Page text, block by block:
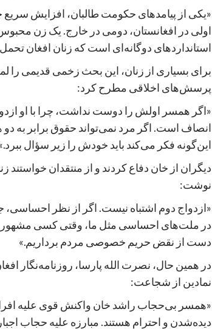
«یکی از پیامدهای حکومت طالبان، افزایش
اولی در افغانستان، دومی در خارج. یک زن
استانداردهای دوگانه‌ای است که زنان افغان
برای بسیاری از زنان، این بحث زخمی قدیمی را
پرسش‌های اخلاقی مطرح کرد:
«اگر همسر اولش را دوست نداشت، چرا با او
انصاف است. اگر مرد نمی‌تواند حقوق برابر به دو
این‌گونه فکر می‌کند باید خودش را زیر سؤال
دیگران از خان دفاع کردند و از منتقدان
نوشت:
«ازدواج دوم اشتباه نیست. اگر از نظر
در ملت‌های احساسی مثل ما، وقتی کسی
دست از نقض حریم خصوصی مردم برداریم.»
در همین حال، نصرت الله پارسا، روزنامه‌نگار
نمادین از شجاعت:
«همسر بی‌حجاب راشد خان واکنش قوی علیه
دیده‌شدن و احترام هستند. مبارزه علیه حجاب